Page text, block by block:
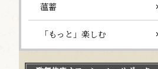
薀蓄
「もっと」楽しむ